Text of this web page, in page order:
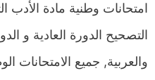
امتحانات وطنية مادة الأدب
التصحيح الدورة العادية و
والعربية, جميع الامتحانات